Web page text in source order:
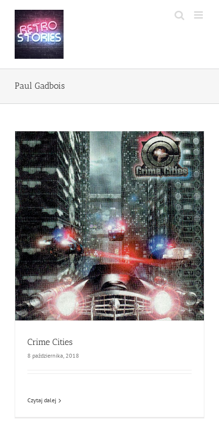
zawartości
Paul Gadbois
Crime Cities
8 października, 2018
Czytaj dalej